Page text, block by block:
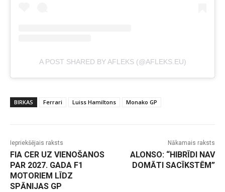
A POST SHARED BY AFLEKS (@AFLEKS.EU)
BIRKAS Ferrari Luiss Hamiltons Monako GP
Iepriekšējais raksts
FIA CER UZ VIENOŠANOS
PAR 2027. GADA F1
MOTORIEM LĪDZ
SPĀNIJAS GP
Nākamais raksts
ALONSO: “HIBRĪDI NAV
DOMĀTI SACĪKSTĒM”